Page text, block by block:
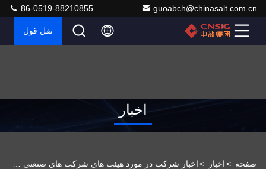
guoabch@chinasalt.com.cn
86-0519-88210855
نقل قول
اخبار
صفحه >اخبار >